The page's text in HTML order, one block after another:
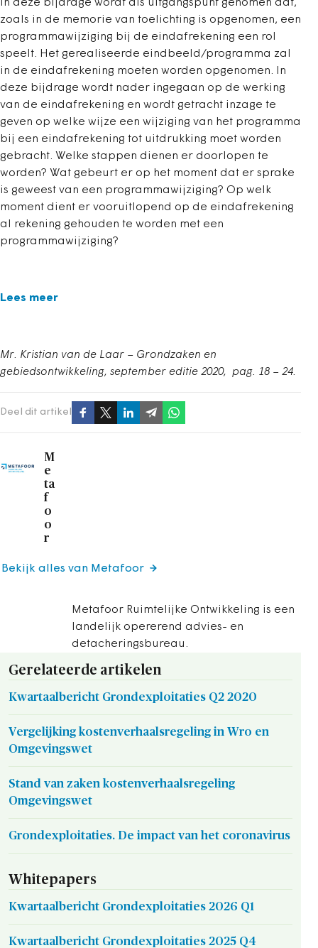
In deze bijdrage wordt als uitgangspunt genomen dat,
zoals in de memorie van toelichting is opgenomen, een
programmawijziging bij de eindafrekening een rol
speelt. Het gerealiseerde eindbeeld/programma zal
in de eindafrekening moeten worden opgenomen. In
deze bijdrage wordt nader ingegaan op de werking
van de eindafrekening en wordt getracht inzage te
geven op welke wijze een wijziging van het programma
bij een eindafrekening tot uitdrukking moet worden
gebracht. Welke stappen dienen er doorlopen te
worden? Wat gebeurt er op het moment dat er sprake
is geweest van een programmawijziging? Op welk
moment dient er vooruitlopend op de eindafrekening
al rekening gehouden te worden met een
programmawijziging?
Lees meer
Mr. Kristian van de Laar – Grondzaken en
gebiedsontwikkeling, september editie 2020, pag. 18 – 24.
Deel dit artikel
M
e
ta
f
o
o
r
Metafoor Ruimtelijke Ontwikkeling is een
landelijk opererend advies- en
detacheringsbureau.
Bekijk alles van Metafoor
Gerelateerde artikelen
Kwartaalbericht Grondexploitaties Q2 2020
Vergelijking kostenverhaalsregeling in Wro en
Omgevingswet
Stand van zaken kostenverhaalsregeling
Omgevingswet
Grondexploitaties. De impact van het coronavirus
Whitepapers
Kwartaalbericht Grondexploitaties 2026 Q1
Kwartaalbericht Grondexploitaties 2025 Q4